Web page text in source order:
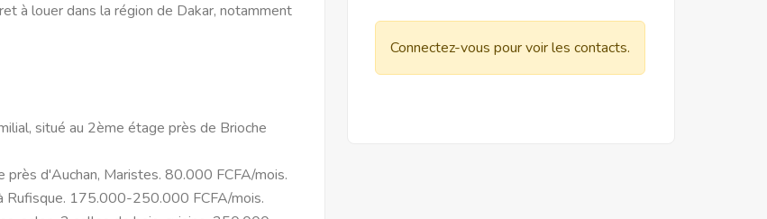
à louer dans la région de Dakar, notamment
situé au 2ème étage près de Brioche
près d'Auchan, Maristes. 80.000 FCFA/mois.
Rufisque. 175.000-250.000 FCFA/mois.
Connectez-vous pour voir les contacts.